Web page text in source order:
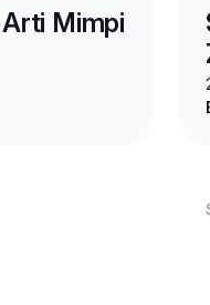
Mimpi